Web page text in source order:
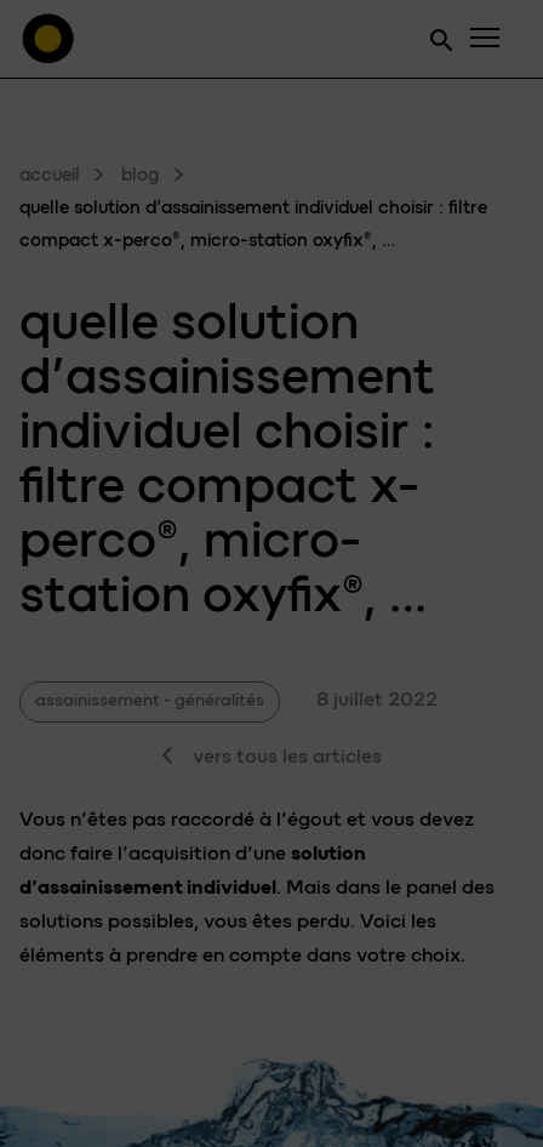
accueil
blog
quelle solution d’assainissement individuel choisir : filtre
compact x-perco®, micro-station oxyfix®, …
quelle solution
d’assainissement
individuel choisir :
filtre compact x-
perco®, micro-
station oxyfix®, …
assainissement - généralités 8 juillet 2022
vers tous les articles
Vous n’êtes pas raccordé à l’égout et vous devez
donc faire l’acquisition d’une solution
d’assainissement individuel. Mais dans le panel des
solutions possibles, vous êtes perdu. Voici les
éléments à prendre en compte dans votre choix.